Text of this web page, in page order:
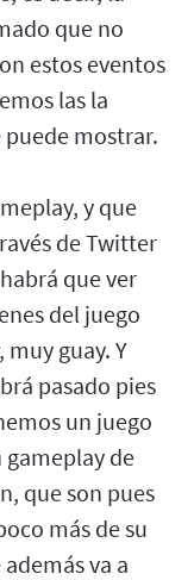
que no
estos eventos
las la
puede mostrar.
y que
de Twitter
que ver
del juego
guay. Y
pasado pies
un juego
gameplay de
que son pues
más de su
va a